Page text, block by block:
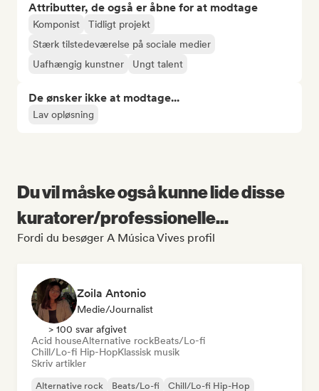
Attributter, de også er åbne for at modtage
Komponist
Tidligt projekt
Stærk tilstedeværelse på sociale medier
Uafhængig kunstner
Ungt talent
De ønsker ikke at modtage...
Lav opløsning
Du vil måske også kunne lide disse
kuratorer/professionelle...
Fordi du besøger A Música Vives profil
Zoila Antonio
Medie/journalist
> 100 svar afgivet
Acid houseAlternative rockBeats/Lo-fi
Chill/Lo-fi Hip-HopKlassisk musik
Skriv artikler
Alternative rock Beats/Lo-fi Chill/Lo-fi Hip-Hop